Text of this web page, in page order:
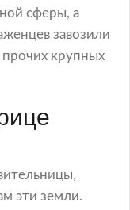
сферы, а
завозили
прочих крупных
эти земли.